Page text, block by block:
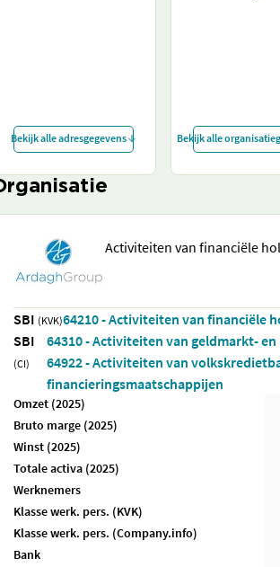
Bekijk alle adresgegevens Bekijk alle
Activiteiten van financiële
SBI (KVK)64210 - Activiteiten van financiële
SBI
(CI)
64310 - Activiteiten van geldmarkt-
64922 - Activiteiten van
financieringsmaatschappijen
Omzet (2025)
Bruto marge (2025)
Winst (2025)
Totale activa (2025)
Werknemers
Klasse werk. pers. (KVK)
Klasse werk. pers. (Company.info)
Bank